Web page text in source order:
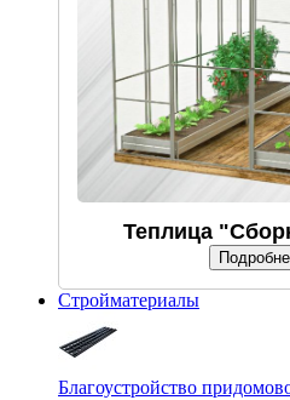
Теплица
Стройматериалы
Благоустройство